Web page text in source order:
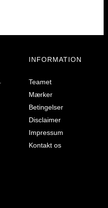
INFORMATION
Teamet
Mærker
Betingelser
Disclaimer
Impressum
Kontakt os